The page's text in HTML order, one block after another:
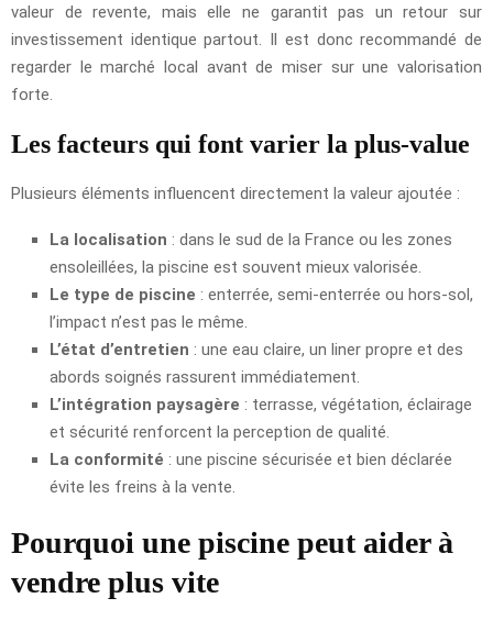
valeur de revente, mais elle ne garantit pas un retour sur
investissement identique partout. Il est donc recommandé de
regarder le marché local avant de miser sur une valorisation
forte.
Les facteurs qui font varier la plus-value
Plusieurs éléments influencent directement la valeur ajoutée :
La localisation : dans le sud de la France ou les zones
ensoleillées, la piscine est souvent mieux valorisée.
Le type de piscine : enterrée, semi-enterrée ou hors-sol,
l’impact n’est pas le même.
L’état d’entretien : une eau claire, un liner propre et des
abords soignés rassurent immédiatement.
L’intégration paysagère : terrasse, végétation, éclairage
et sécurité renforcent la perception de qualité.
La conformité : une piscine sécurisée et bien déclarée
évite les freins à la vente.
Pourquoi une piscine peut aider à
vendre plus vite